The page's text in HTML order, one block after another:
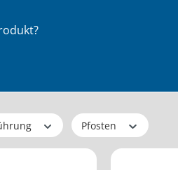
Pfosten